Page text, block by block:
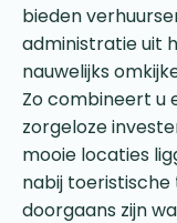
bieden
administratie uit
nauwelijks
Zo combineert u
zorgeloze
mooie locaties
nabij
doorgaans zijn